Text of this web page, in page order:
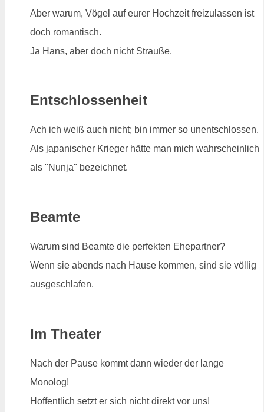
Aber warum, Vögel auf eurer Hochzeit freizulassen ist
doch romantisch.
Ja Hans, aber doch nicht Strauße.
Entschlossenheit
Ach ich weiß auch nicht; bin immer so unentschlossen.
Als japanischer Krieger hätte man mich wahrscheinlich
als "Nunja" bezeichnet.
Beamte
Warum sind Beamte die perfekten Ehepartner?
Wenn sie abends nach Hause kommen, sind sie völlig
ausgeschlafen.
Im Theater
Nach der Pause kommt dann wieder der lange
Monolog!
Hoffentlich setzt er sich nicht direkt vor uns!